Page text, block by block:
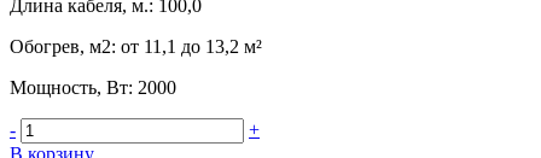
Длина кабеля, м.: 100,0
Обогрев, м2: от 11,1 до 13,2 м²
Мощность, Вт: 2000
-
+
В корзину